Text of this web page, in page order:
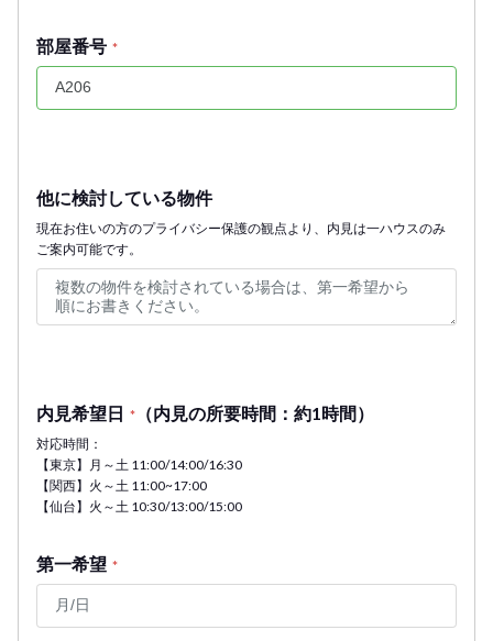
部屋番号 *
他に検討している物件
現在お住いの方のプライバシー保護の観点より、内見は一ハウスのみ
ご案内可能です。
内見希望日 * （内見の所要時間：約1時間）
対応時間：
【東京】月～土 11:00/14:00/16:30
【関西】火～土 11:00~17:00
【仙台】火～土 10:30/13:00/15:00
第一希望 *